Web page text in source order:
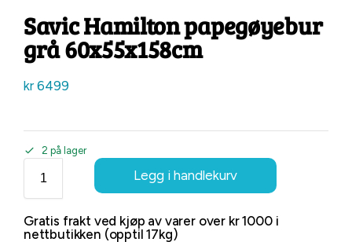
Savic Hamilton papegøyebur
grå 60x55x158cm
kr6499
2 på lager
Legg i handlekurv
Gratis frakt ved kjøp av varer over kr 1000 i
nettbutikken (opptil 17kg)